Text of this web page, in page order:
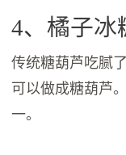
4、橘子冰
传统糖葫芦吃腻
可以做成糖葫芦
一。